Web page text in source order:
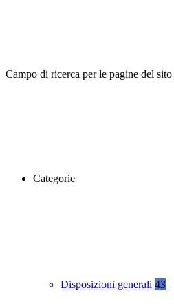
Campo di ricerca per le pagine del sito
Categorie
Disposizioni generali 43